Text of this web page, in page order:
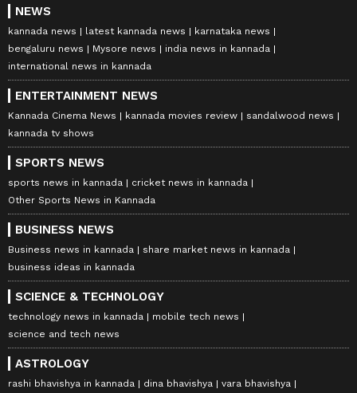
NEWS
kannada news latest kannada news
karnataka news
bengaluru news
Mysore news
india news in kannada
international news in kannada
ENTERTAINMENT NEWS
Kannada Cinema News kannada movies review
sandalwood news
kannada tv shows
SPORTS NEWS
sports news in kannada
cricket news in kannada
Other Sports News in Kannada
BUSINESS NEWS
Business news in kannada
share market news in kannada
business ideas in kannada
SCIENCE & TECHNOLOGY
technology news in kannada
mobile tech news
science and tech news
ASTROLOGY
rashi bhavishya in kannada dina bhavishya
vara bhavishya